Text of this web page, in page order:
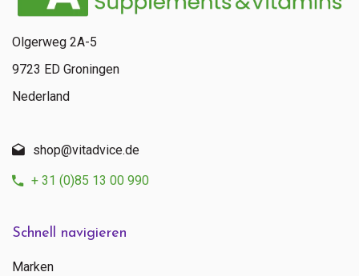
Schnell navigieren
Marken
Olgerweg 2A-5
9723 ED Groningen
Nederland
shop@vitadvice.de
+ 31 (0)85 13 00 990